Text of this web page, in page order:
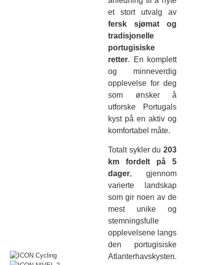
et stort utvalg av
fersk sjømat og
tradisjonelle
portugisiske
retter. En komplett
og minneverdig
opplevelse for deg
som ønsker å
utforske Portugals
kyst på en aktiv og
komfortabel måte.
Totalt sykler du 203
km fordelt på 5
dager, gjennom
varierte landskap
som gir noen av de
mest unike og
stemningsfulle
opplevelsene langs
den portugisiske
Atlanterhavskysten.